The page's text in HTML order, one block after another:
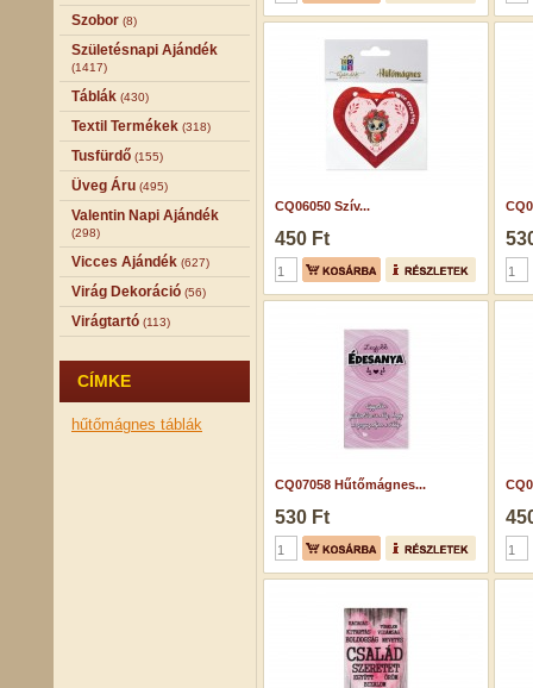
Szobor (8)
Születésnapi Ajándék
(1417)
Táblák (430)
Textil Termékek (318)
Tusfürdő (155)
Üveg Áru (495)
Valentin Napi Ajándék
(298)
Vicces Ajándék (627)
Virág Dekoráció (56)
Virágtartó (113)
CÍMKE
hűtőmágnes táblák
CQ06050 Szív...
450 Ft
CQ07058 Hűtőmágnes...
530 Ft